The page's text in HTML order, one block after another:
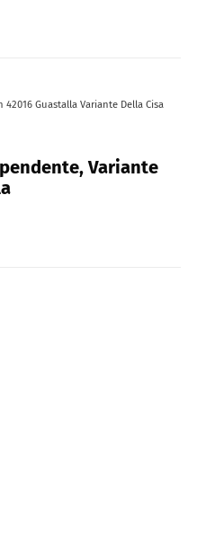
Guastalla Variante Della Cisa
Variante